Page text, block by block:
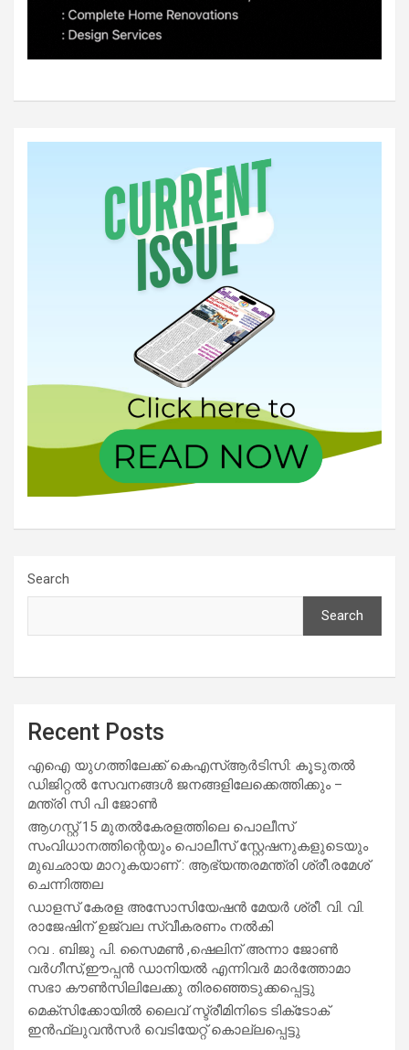
Search
Search
Recent Posts
എഐ യുഗത്തിലേക്ക് കെഎസ്ആർടിസി: കൂടുതൽ
ഡിജിറ്റൽ സേവനങ്ങൾ ജനങ്ങളിലേക്കെത്തിക്കും –
മന്ത്രി സി പി ജോൺ
ആഗസ്റ്റ് 15 മുതല്‍കേരളത്തിലെ പൊലീസ്
സംവിധാനത്തിന്റെയും പൊലീസ് സ്റ്റേഷനുകളുടെയും
മുഖഛായ മാറുകയാണ് : ആഭ്യന്തരമന്ത്രി ശ്രീ.രമേശ്
ചെന്നിത്തല
ഡാളസ് കേരള അസോസിയേഷൻ മേയർ ശ്രീ. വി. വി.
രാജേഷിന് ഉജ്വല സ്വീകരണം നൽകി
റവ . ബിജു പി. സൈമൺ ,ഷെലിന് അന്നാ ജോൺ
വർഗീസ്,ഈപ്പൻ ഡാനിയൽ എന്നിവർ മാർത്തോമാ
സഭാ കൗൺസിലിലേക്കു തിരഞ്ഞെടുക്കപ്പെട്ടു
മെക്സിക്കോയിൽ ലൈവ് സ്ട്രീമിനിടെ ടിക്‌ടോക്
ഇൻഫ്ലുവൻസർ വെടിയേറ്റ് കൊല്ലപ്പെട്ടു